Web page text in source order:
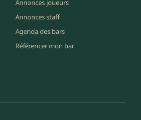
Annonces joueurs
Annonces staff
Agenda des bars
Référencer mon bar